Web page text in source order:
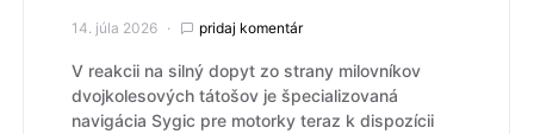
14. júla 2026 pridaj komentár
V reakcii na silný dopyt zo strany milovníkov
dvojkolesových tátošov je špecializovaná
navigácia Sygic pre motorky teraz k dispozícii